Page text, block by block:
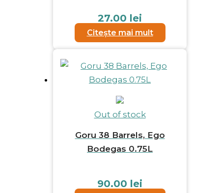
27.00 lei
Citește mai mult
Out of stock
Goru 38 Barrels, Ego
Bodegas 0.75L
90.00 lei